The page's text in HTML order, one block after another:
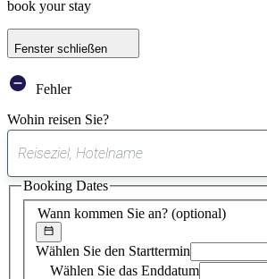
book your stay
Fenster schließen
Fehler
Wohin reisen Sie?
gefundener
Vorschlag
Wann kommen Sie an? (optional)
Wählen Sie den Starttermin
Wählen Sie das Enddatum
Booking Dates